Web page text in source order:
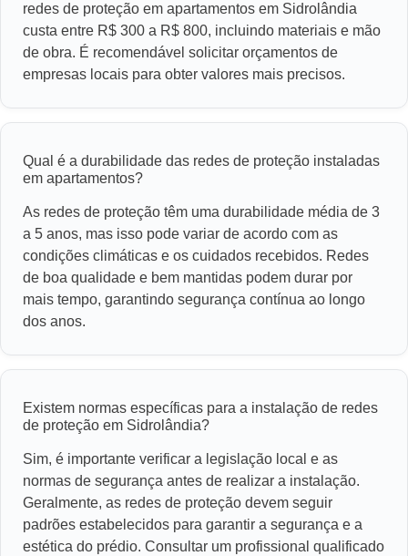
redes de proteção em apartamentos em Sidrolândia
custa entre R$ 300 a R$ 800, incluindo materiais e mão
de obra. É recomendável solicitar orçamentos de
empresas locais para obter valores mais precisos.
Qual é a durabilidade das redes de proteção instaladas
em apartamentos?
As redes de proteção têm uma durabilidade média de 3
a 5 anos, mas isso pode variar de acordo com as
condições climáticas e os cuidados recebidos. Redes
de boa qualidade e bem mantidas podem durar por
mais tempo, garantindo segurança contínua ao longo
dos anos.
Existem normas específicas para a instalação de redes
de proteção em Sidrolândia?
Sim, é importante verificar a legislação local e as
normas de segurança antes de realizar a instalação.
Geralmente, as redes de proteção devem seguir
padrões estabelecidos para garantir a segurança e a
estética do prédio. Consultar um profissional qualificado